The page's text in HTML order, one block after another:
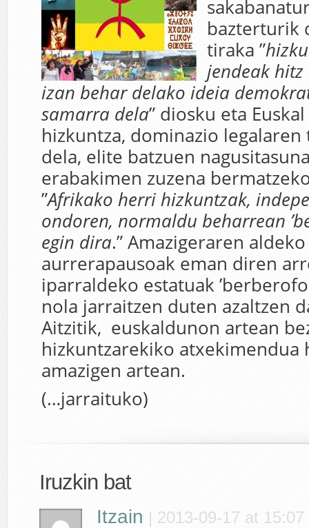
bazterturik
tiraka ”
jendeak
izan behar delako ideia
samarra dela” diosku eta
hizkuntza, dominazio
dela, elite batzuen
erabakimen zuzena
”Afrikako herri hizkuntzak,
ondoren, normaldu beharrean
egin dira.” Amazigeraren aldeko
aurrerapausoak eman diren
iparraldeko estatuak
nola jarraitzen duten azaltzen
Aitzitik, euskaldunon artean
hizkuntzarekiko atxekimendua
amazigen artean.
(…jarraituko)
Iruzkin bat
Itzain | 2013-09-17 at 15:07